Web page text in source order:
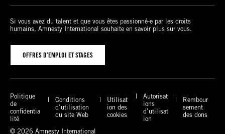
Si vous avez du talent et que vous êtes passionné-e par les droits
humains, Amnesty International souhaite en savoir plus sur vous.
OFFRES D’EMPLOI ET STAGES
Politique
de
confidentia
lité
Conditions
d’utilisation
du site Web
Utilisat
ion des
cookies
Autorisat
ions
d’utilisat
ion
Rembour
sement
des dons
© 2026 Amnesty International